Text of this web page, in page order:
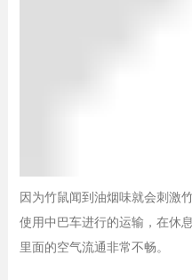
因为竹鼠闻到油烟味就会刺激
使用中巴车进行的运输，在休
里面的空气流通非常不畅。